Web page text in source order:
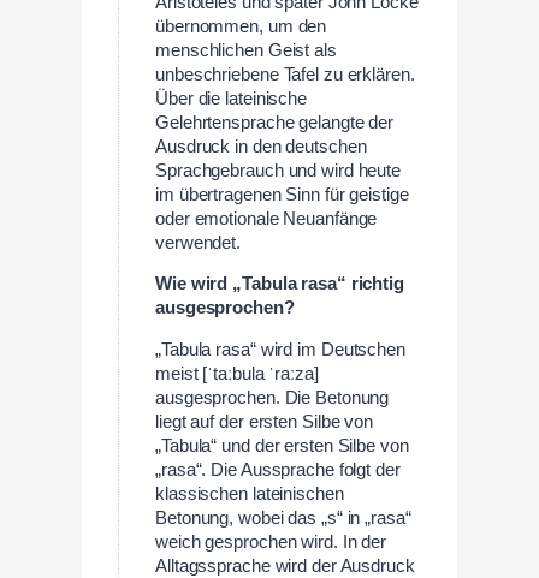
übernommen, um den
menschlichen Geist als
unbeschriebene Tafel zu erklären.
Über die lateinische
Gelehrtensprache gelangte der
Ausdruck in den deutschen
Sprachgebrauch und wird heute
im übertragenen Sinn für geistige
oder emotionale Neuanfänge
verwendet.
Wie wird „Tabula rasa“ richtig
ausgesprochen?
„Tabula rasa“ wird im Deutschen
meist [ˈtaːbula ˈraːza]
ausgesprochen. Die Betonung
liegt auf der ersten Silbe von
„Tabula“ und der ersten Silbe von
„rasa“. Die Aussprache folgt der
klassischen lateinischen
Betonung, wobei das „s“ in „rasa“
weich gesprochen wird. In der
Alltagssprache wird der Ausdruck